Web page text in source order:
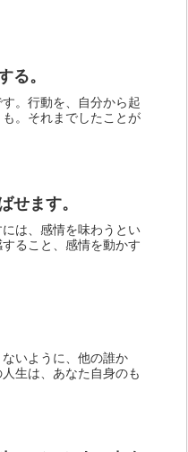
る。
。行動を、自分から起
。それまでしたことが
せます。
は、感情を味わうとい
ること、感情を動かす
いように、他の誰か
生は、あなた自身のも